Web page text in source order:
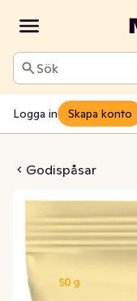
Sök
Logga in Skapa konto
Godispåsar
Orange